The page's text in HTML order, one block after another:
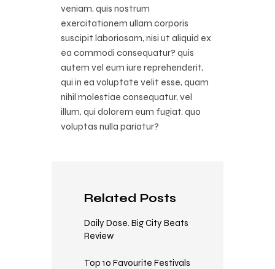
veniam, quis nostrum
exercitationem ullam corporis
suscipit laboriosam, nisi ut aliquid ex
ea commodi consequatur? quis
autem vel eum iure reprehenderit,
qui in ea voluptate velit esse, quam
nihil molestiae consequatur, vel
illum, qui dolorem eum fugiat, quo
voluptas nulla pariatur?
Related Posts
Daily Dose. Big City Beats
Review
Top 10 Favourite Festivals